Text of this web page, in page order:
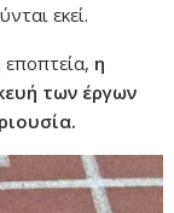
εκεί.
η
των έργων